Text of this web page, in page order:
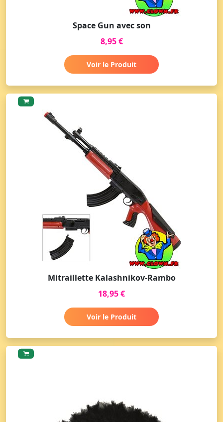
Space Gun avec son
8,95 €
Voir le Produit
Mitraillette Kalashnikov-Rambo
18,95 €
Voir le Produit